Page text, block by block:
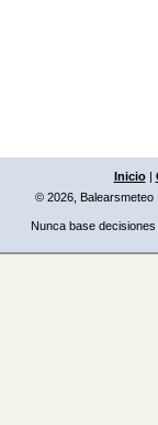
Inicio|
© 2026, Balearsmeteo
Nunca base